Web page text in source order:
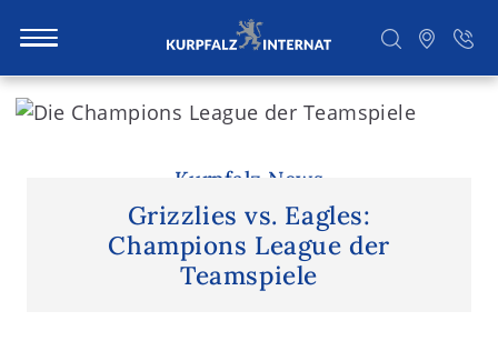
S
Kurpfalz News
Grizzlies vs. Eagles:
Champions League der
Teamspiele